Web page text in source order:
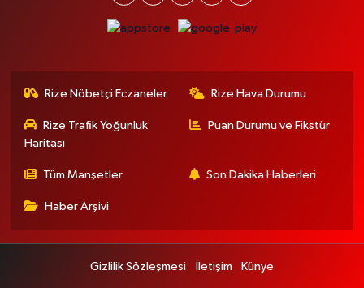
Rize Nöbetçi Eczaneler Rize Hava Durumu
Rize Trafik Yoğunluk
Haritası
Puan Durumu ve Fikstür
Tüm Manşetler Son Dakika Haberleri
Haber Arşivi
Gizlilik Sözleşmesi İletişim Künye